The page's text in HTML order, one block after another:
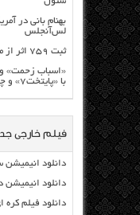
بهنام بانی در
لس‌آنجلس
ثبت ۷۵۹ اثر از مراسم وداع و تشییع رهبر شهید انقلاب
«اسباب زحمت» و
با «پایتخت۷» و چرخه تکرار
فیلم خارجی
دانلود انیمیشن سریالی
دانلود انیمیشن دایناسور
دانلود فیلم کره ای دریا